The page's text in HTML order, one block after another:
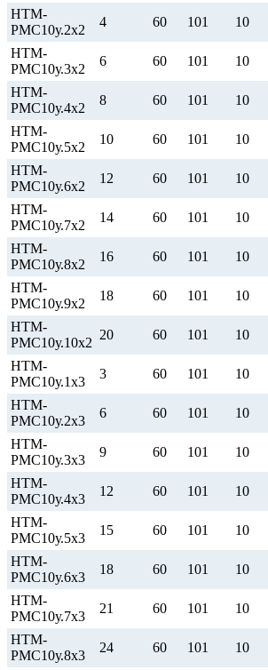
НТМ-
РМС10у.2х2
4 60 101 10
НТМ-
РМС10у.3х2
6 60 101 10
НТМ-
РМС10у.4х2
8 60 101 10
НТМ-
РМС10у.5х2
10 60 101 10
НТМ-
РМС10у.6х2
12 60 101 10
НТМ-
РМС10у.7х2
14 60 101 10
НТМ-
РМС10у.8х2
16 60 101 10
НТМ-
РМС10у.9х2
18 60 101 10
НТМ-
РМС10у.10х2
20 60 101 10
НТМ-
РМС10у.1х3
3 60 101 10
НТМ-
РМС10у.2х3
6 60 101 10
НТМ-
РМС10у.3х3
9 60 101 10
НТМ-
РМС10у.4х3
12 60 101 10
НТМ-
РМС10у.5х3
15 60 101 10
НТМ-
РМС10у.6х3
18 60 101 10
НТМ-
РМС10у.7х3
21 60 101 10
НТМ-
РМС10у.8х3
24 60 101 10